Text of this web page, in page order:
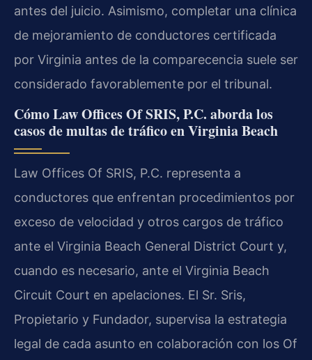
antes del juicio. Asimismo, completar una clínica
de mejoramiento de conductores certificada
por Virginia antes de la comparecencia suele ser
considerado favorablemente por el tribunal.
Cómo Law Offices Of SRIS, P.C. aborda los
casos de multas de tráfico en Virginia Beach
Law Offices Of SRIS, P.C. representa a
conductores que enfrentan procedimientos por
exceso de velocidad y otros cargos de tráfico
ante el Virginia Beach General District Court y,
cuando es necesario, ante el Virginia Beach
Circuit Court en apelaciones. El Sr. Sris,
Propietario y Fundador, supervisa la estrategia
legal de cada asunto en colaboración con los Of